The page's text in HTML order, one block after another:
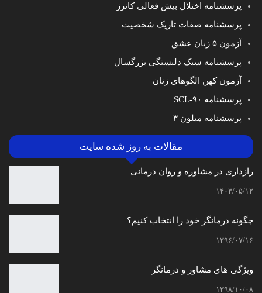
پرسشنامه اختلال بیش فعالی کانرز
پرسشنامه صفات تاریک شخصیت
آزمون ۵ زبان عشق
پرسشنامه سبک دلبستگی بزرگسال
آزمون کهن الگوهای زنان
پرسشنامه SCL-۹۰
پرسشنامه میلون ۳
مقالات به روز شده سایت
رازداری در مشاوره و روان درمانی
۱۴۰۳/۰۵/۱۲
چگونه درمانگر خود را انتخاب کنیم؟
۱۳۹۶/۰۷/۱۶
ویژگی های مشاور و درمانگر
۱۳۹۸/۱۰/۰۸